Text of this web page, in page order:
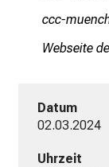
Webseite
Datum
02.03.2024
Uhrzeit